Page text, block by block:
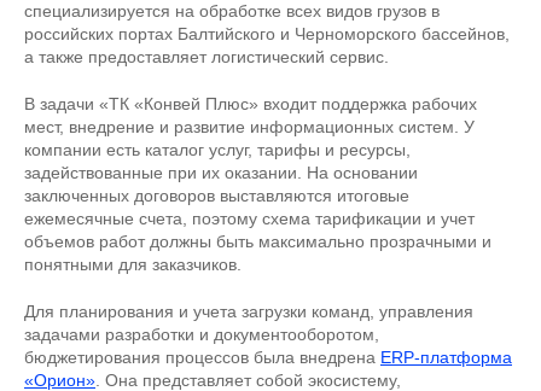
специализируется на обработке всех видов грузов в
российских портах Балтийского и Черноморского бассейнов,
а также предоставляет логистический сервис.
В задачи «ТК «Конвей Плюс» входит поддержка рабочих
мест, внедрение и развитие информационных систем. У
компании есть каталог услуг, тарифы и ресурсы,
задействованные при их оказании. На основании
заключенных договоров выставляются итоговые
ежемесячные счета, поэтому схема тарификации и учет
объемов работ должны быть максимально прозрачными и
понятными для заказчиков.
Для планирования и учета загрузки команд, управления
задачами разработки и документооборотом,
бюджетирования процессов была внедрена ERP-платформа
«Орион» . Она представляет собой экосистему,